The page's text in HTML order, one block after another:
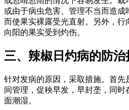
或由于病虫危害、管理不当而造成
而使果实裸露受光直射。另外，行
向阳的果实受到灼伤。
三、辣椒日灼病的防治
针对发病的原因，采取措施。首先
间管理，促秧早发，早封垄，同
面潮湿。